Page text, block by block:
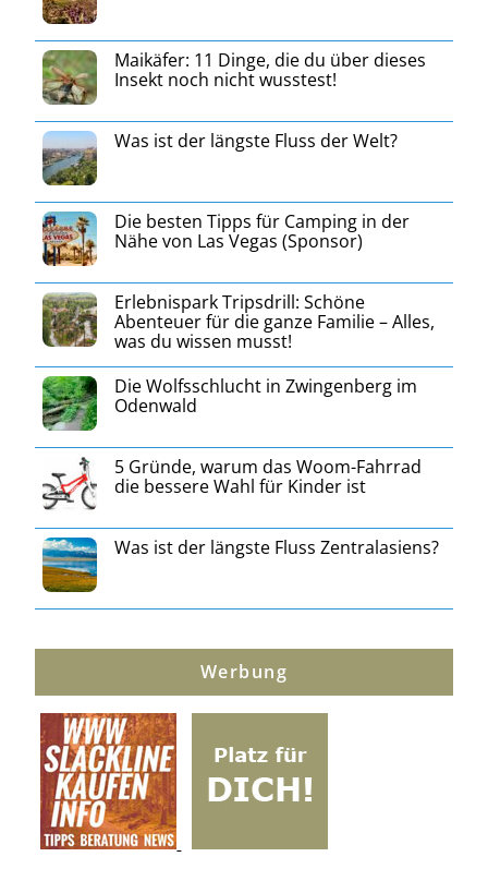
Maikäfer: 11 Dinge, die du über dieses
Insekt noch nicht wusstest!
Was ist der längste Fluss der Welt?
Die besten Tipps für Camping in der
Nähe von Las Vegas (Sponsor)
Erlebnispark Tripsdrill: Schöne
Abenteuer für die ganze Familie – Alles,
was du wissen musst!
Die Wolfsschlucht in Zwingenberg im
Odenwald
5 Gründe, warum das Woom-Fahrrad
die bessere Wahl für Kinder ist
Was ist der längste Fluss Zentralasiens?
Werbung